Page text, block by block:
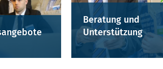
Beratung und
Unterstützung